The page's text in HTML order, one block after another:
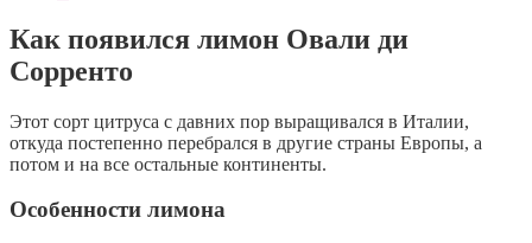
Как появился лимон Овали ди
Сорренто
Этот сорт цитруса с давних пор выращивался в Италии,
откуда постепенно перебрался в другие страны Европы, а
потом и на все остальные континенты.
Особенности лимона